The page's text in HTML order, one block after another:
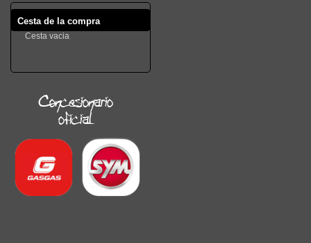
Cesta de la compra
Cesta vacia